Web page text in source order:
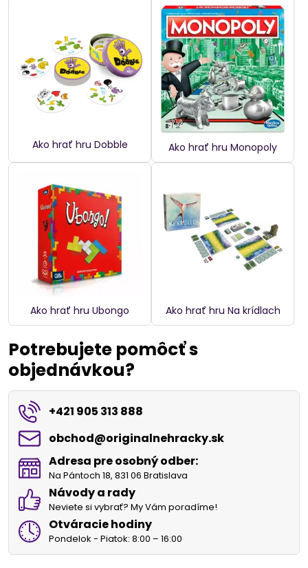
Ako hrať hru Dobble Ako hrať hru Monopoly
Ako hrať hru Ubongo Ako hrať hru Na krídlach
Potrebujete pomôcť s
objednávkou?
+421 905 313 888
obchod​@originalnehracky​.sk
Adresa pre osobný odber:
Na Pántoch 18, 831 06 Bratislava
Návody a rady
Neviete si vybrať? My Vám poradíme!
Otváracie hodiny
Pondelok - Piatok: 8:00 – 16:00